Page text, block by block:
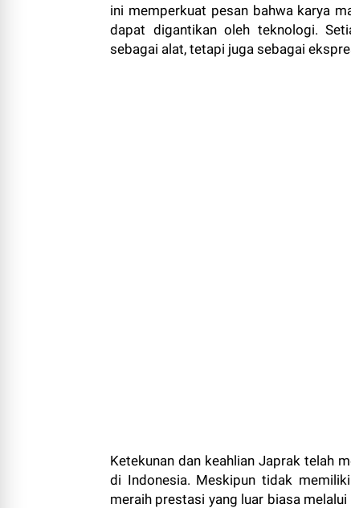
ini memperkuat pesan bahwa karya
dapat digantikan oleh teknologi.
sebagai alat, tetapi juga sebagai
Ketekunan dan keahlian Japrak telah
di Indonesia. Meskipun tidak
meraih prestasi yang luar biasa